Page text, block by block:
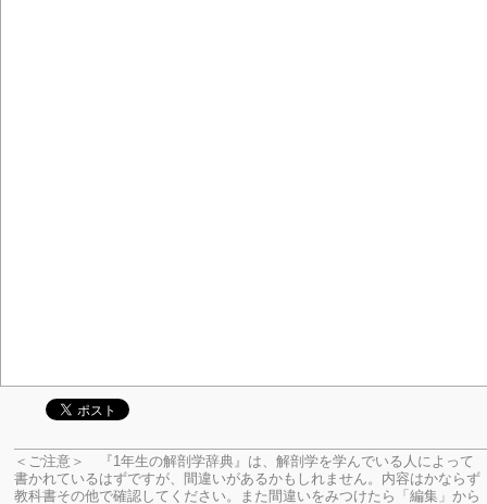
＜ご注意＞ 『1年生の解剖学辞典』は、解剖学を学んでいる人によって
書かれているはずですが、間違いがあるかもしれません。内容はかならず
教科書その他で確認してください。
また間違いをみつけたら「編集」から